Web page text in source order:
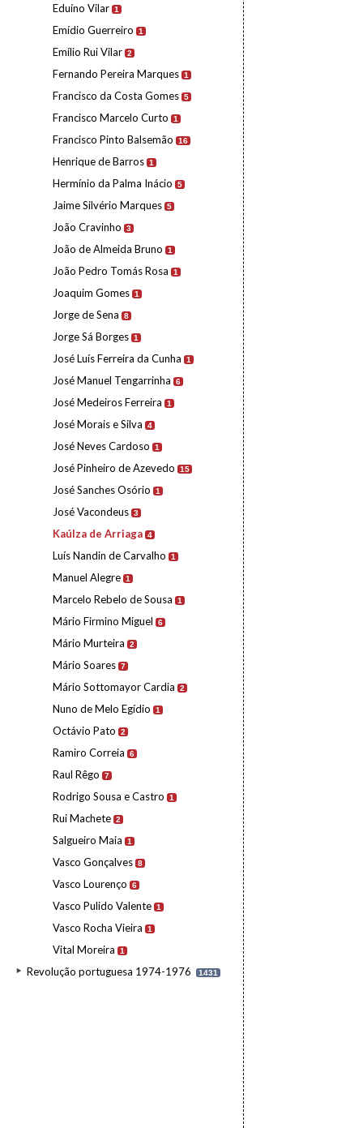
Eduíno Vilar 1
Emídio Guerreiro 1
Emílio Rui Vilar 2
Fernando Pereira Marques 1
Francisco da Costa Gomes 5
Francisco Marcelo Curto 1
Francisco Pinto Balsemão 16
Henrique de Barros 1
Hermínio da Palma Inácio 5
Jaime Silvério Marques 5
João Cravinho 3
João de Almeida Bruno 1
João Pedro Tomás Rosa 1
Joaquim Gomes 1
Jorge de Sena 8
Jorge Sá Borges 1
José Luís Ferreira da Cunha 1
José Manuel Tengarrinha 6
José Medeiros Ferreira 1
José Morais e Silva 4
José Neves Cardoso 1
José Pinheiro de Azevedo 15
José Sanches Osório 1
José Vacondeus 3
Kaúlza de Arriaga 4
Luís Nandin de Carvalho 1
Manuel Alegre 1
Marcelo Rebelo de Sousa 1
Mário Firmino Miguel 6
Mário Murteira 2
Mário Soares 7
Mário Sottomayor Cardia 2
Nuno de Melo Egídio 1
Octávio Pato 2
Ramiro Correia 6
Raul Rêgo 7
Rodrigo Sousa e Castro 1
Rui Machete 2
Salgueiro Maia 1
Vasco Gonçalves 8
Vasco Lourenço 6
Vasco Pulido Valente 1
Vasco Rocha Vieira 1
Vital Moreira 1
Revolução portuguesa 1974-1976 1431